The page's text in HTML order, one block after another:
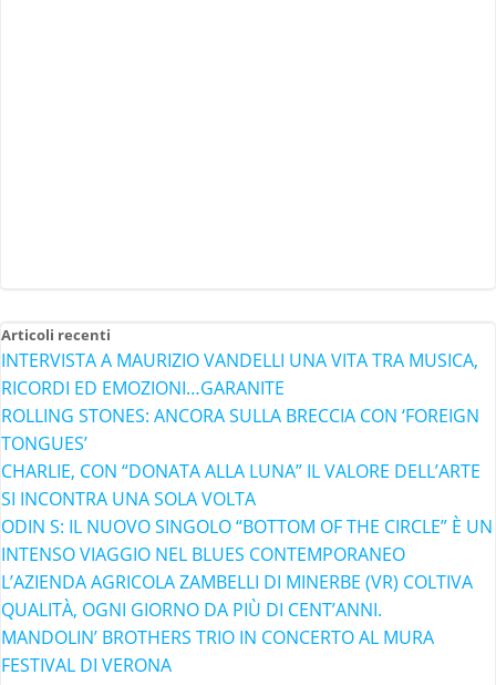
Articoli recenti
INTERVISTA A MAURIZIO VANDELLI UNA VITA TRA MUSICA,
RICORDI ED EMOZIONI…GARANITE
ROLLING STONES: ANCORA SULLA BRECCIA CON ‘FOREIGN
TONGUES’
CHARLIE, CON “DONATA ALLA LUNA” IL VALORE DELL’ARTE
SI INCONTRA UNA SOLA VOLTA
ODIN S: IL NUOVO SINGOLO “BOTTOM OF THE CIRCLE” È UN
INTENSO VIAGGIO NEL BLUES CONTEMPORANEO
L’AZIENDA AGRICOLA ZAMBELLI DI MINERBE (VR) COLTIVA
QUALITÀ, OGNI GIORNO DA PIÙ DI CENT’ANNI.
MANDOLIN’ BROTHERS TRIO IN CONCERTO AL MURA
FESTIVAL DI VERONA